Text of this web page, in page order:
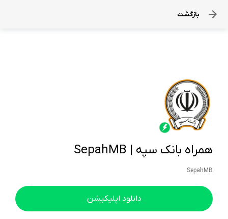
بازگشت
همراه بانک سپه | SepahMB
SepahMB
دانلود اپلیکیشن